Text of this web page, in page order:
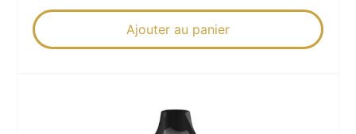
Ajouter au panier